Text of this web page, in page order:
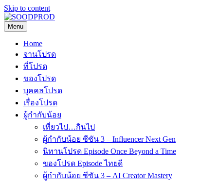
Skip to content
SOODPROD
Telling Thai stories with heart and craft
Menu
Home
จานโปรด
ที่โปรด
ของโปรด
บุคคลโปรด
เรื่องโปรด
ผู้กำกับน้อย
เที่ยวไป…กินไป
ผู้กำกับน้อย ซีซัน 3 – Influencer Next Gen
นิทานโปรด Episode Once Beyond a Time
ของโปรด Episode ไทยดี
ผู้กำกับน้อย ซีซัน 3 – AI Creator Mastery